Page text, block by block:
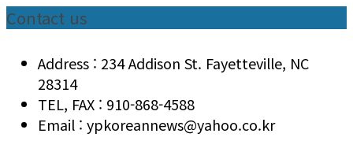
Contact us
Address : 234 Addison St. Fayetteville, NC
28314
TEL, FAX : 910-868-4588
Email : ypkoreannews@yahoo.co.kr